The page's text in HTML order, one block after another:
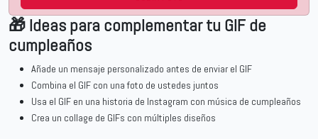
🎁 Ideas para complementar tu GIF de
cumpleaños
Añade un mensaje personalizado antes de enviar el GIF
Combina el GIF con una foto de ustedes juntos
Usa el GIF en una historia de Instagram con música de cumpleaños
Crea un collage de GIFs con múltiples diseños